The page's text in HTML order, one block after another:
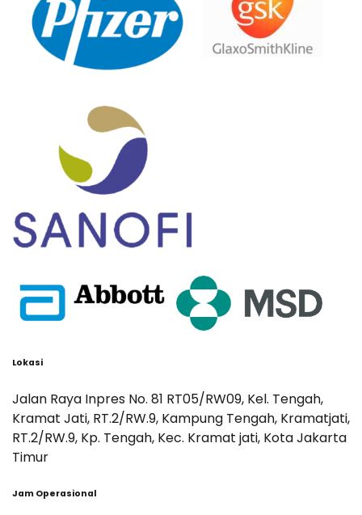
Lokasi
Jalan Raya Inpres No. 81 RT05/RW09, Kel. Tengah,
Kramat Jati, RT.2/RW.9, Kampung Tengah, Kramatjati,
RT.2/RW.9, Kp. Tengah, Kec. Kramat jati, Kota Jakarta
Timur
Jam Operasional